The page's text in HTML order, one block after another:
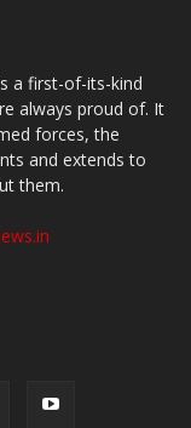
a first-of-its-kind
always proud of. It
forces, the
and extends to
them.